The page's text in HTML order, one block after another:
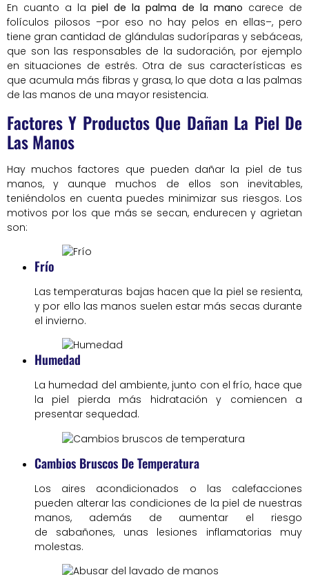
En cuanto a la piel de la palma de la mano carece de
folículos pilosos –por eso no hay pelos en ellas–, pero
tiene gran cantidad de glándulas sudoríparas y sebáceas,
que son las responsables de la sudoración, por ejemplo
en situaciones de estrés. Otra de sus características es
que acumula más fibras y grasa, lo que dota a las palmas
de las manos de una mayor resistencia.
Factores Y Productos Que Dañan La Piel De
Las Manos
Hay muchos factores que pueden dañar la piel de tus
manos, y aunque muchos de ellos son inevitables,
teniéndolos en cuenta puedes minimizar sus riesgos. Los
motivos por los que más se secan, endurecen y agrietan
son:
Frío
Las temperaturas bajas hacen que la piel se resienta,
y por ello las manos suelen estar más secas durante
el invierno.
Humedad
La humedad del ambiente, junto con el frío, hace que
la piel pierda más hidratación y comiencen a
presentar sequedad.
Cambios Bruscos De Temperatura
Los aires acondicionados o las calefacciones
pueden alterar las condiciones de la piel de nuestras
manos, además de aumentar el riesgo
de sabañones, unas lesiones inflamatorias muy
molestas.